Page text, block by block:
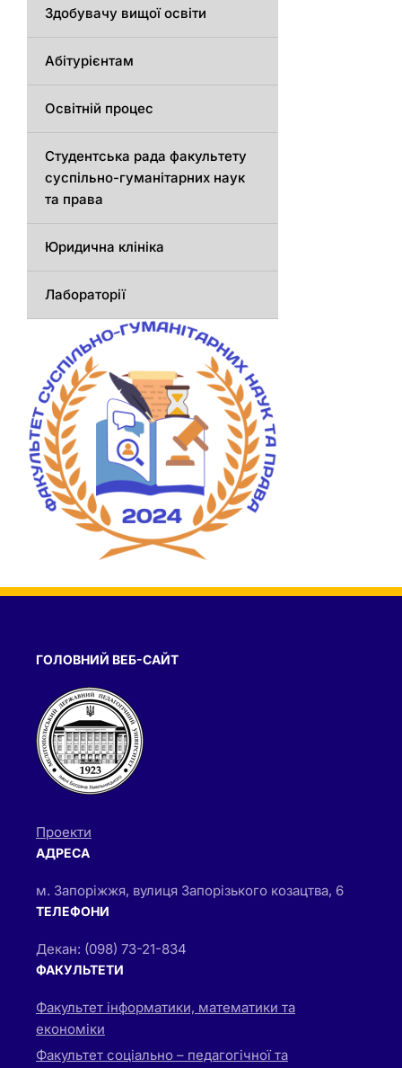
Здобувачу вищої освіти
Абітурієнтам
Освітній процес
Студентська рада факультету
суспільно-гуманітарних наук
та права
Юридична клініка
Лабораторії
ГОЛОВНИЙ ВЕБ-САЙТ
Проекти
АДРЕСА
м. Запоріжжя, вулиця Запорізького козацтва, 6
ТЕЛЕФОНИ
Декан: (098) 73-21-834
ФАКУЛЬТЕТИ
Факультет інформатики, математики та
економіки
Факультет соціально – педагогічної та